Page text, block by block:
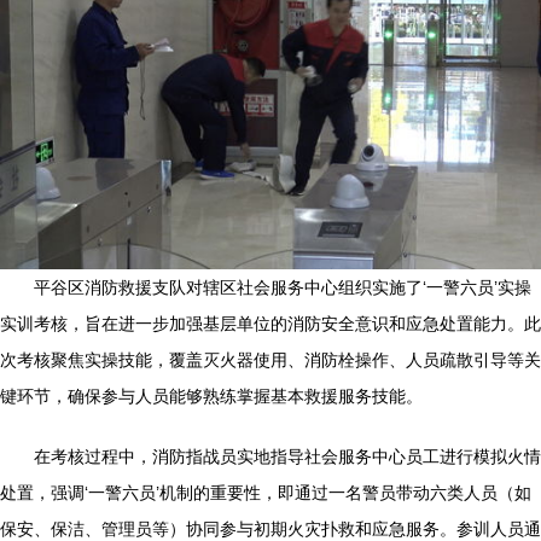
平谷区消防救援支队对辖区社会服务中心组织实施了‘一警六员’实操
实训考核，旨在进一步加强基层单位的消防安全意识和应急处置能力。此
次考核聚焦实操技能，覆盖灭火器使用、消防栓操作、人员疏散引导等关
键环节，确保参与人员能够熟练掌握基本救援服务技能。
在考核过程中，消防指战员实地指导社会服务中心员工进行模拟火情
处置，强调‘一警六员’机制的重要性，即通过一名警员带动六类人员（如
保安、保洁、管理员等）协同参与初期火灾扑救和应急服务。参训人员通